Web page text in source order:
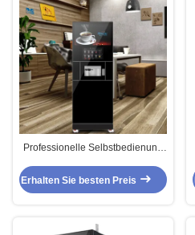
Professionelle Selbstbedienung
Becher-Fall-System Verkauf
Kaffeebohnen Mahlmaschine
Erhalten Sie besten Preis